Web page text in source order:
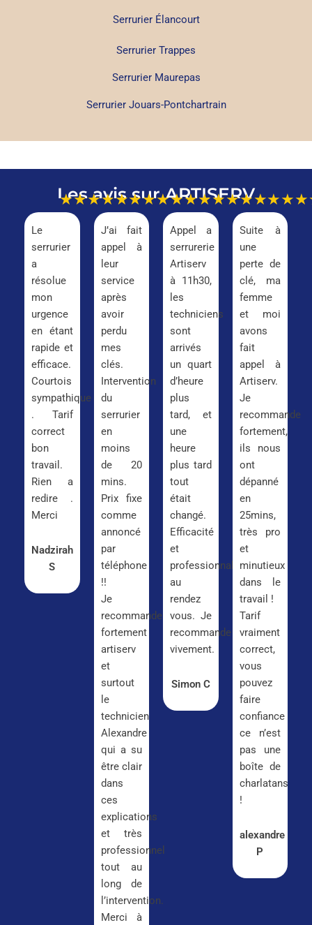
Serrurier Élancourt
Serrurier Trappes
Serrurier Maurepas
Serrurier Jouars-Pontchartrain
Les avis sur ARTISERV
★★★★★
Le
serrurier
a
résolue
mon
urgence
en étant
rapide et
efficace.
Courtois
sympathique
. Tarif
correct
bon
travail.
Rien a
redire .
Merci
Nadzirah
S
★★★★★
J’ai fait
appel à
leur
service
après
avoir
perdu
mes
clés.
Intervention
du
serrurier
en
moins
de 20
mins.
Prix fixe
comme
annoncé
par
téléphone
!!
Je
recommande
fortement
artiserv
et
surtout
le
technicien
Alexandre
qui a su
être clair
dans
ces
explications
et très
professionnel
tout au
long de
l’intervention.
Merci à
★★★★★
Appel a
serrurerie
Artiserv
à 11h30,
les
techniciens
sont
arrivés
un quart
d’heure
plus
tard, et
une
heure
plus tard
tout
était
changé.
Efficacité
et
professionnalisme
au
rendez
vous. Je
recommande
vivement.
Simon C
Suite à
une
perte de
clé, ma
femme
et moi
avons
fait
appel à
Artiserv.
Je
recommande
fortement,
ils nous
ont
dépanné
en
25mins,
très pro
et
minutieux
dans le
travail !
Tarif
vraiment
correct,
vous
pouvez
faire
confiance
ce n’est
pas une
boîte de
charlatans
!
alexandre
P